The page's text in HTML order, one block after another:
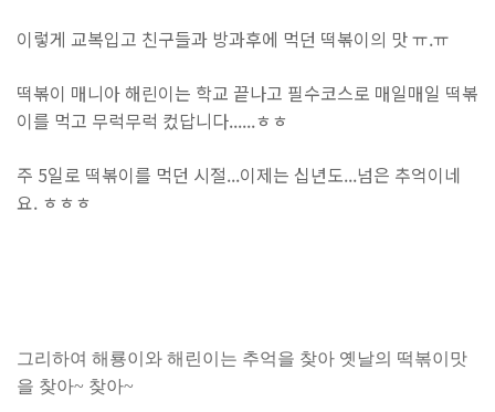
이렇게 교복입고 친구들과 방과후에 먹던 떡볶이의 맛 ㅠ.ㅠ
떡볶이 매니아 해린이는 학교 끝나고 필수코스로 매일매일 떡볶
이를 먹고 무럭무럭 컸답니다......ㅎㅎ
주 5일로 떡볶이를 먹던 시절...이제는 십년도...넘은 추억이네
요. ㅎㅎㅎ
그리하여 해룡이와 해린이는 추억을 찾아 옛날의 떡볶이 맛
을 찾아~ 찾아~